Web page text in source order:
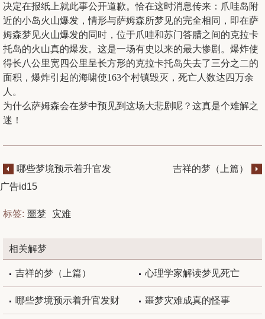
决定在报纸上就此事公开道歉。恰在这时消息传来：爪哇岛附
近的小岛火山爆发，情形与萨姆森所梦见的完全相同，即在萨
姆森梦见火山爆发的同时，位于爪哇和苏门答腊之间的克拉卡
托岛的火山真的爆发。这是一场有史以来的最大惨剧。爆炸使
得长八公里宽四公里呈长方形的克拉卡托岛失去了三分之二的
面积，爆炸引起的海啸使163个村镇毁灭，死亡人数达四万余
人。
为什么萨姆森会在梦中预见到这场大悲剧呢？这真是个难解之
迷！
哪些梦境预示着升官发
吉祥的梦（上篇）
广告id15
标签: 噩梦 灾难
相关解梦
吉祥的梦（上篇） 心理学家解读梦见死亡
哪些梦境预示着升官发财 噩梦灾难成真的怪事